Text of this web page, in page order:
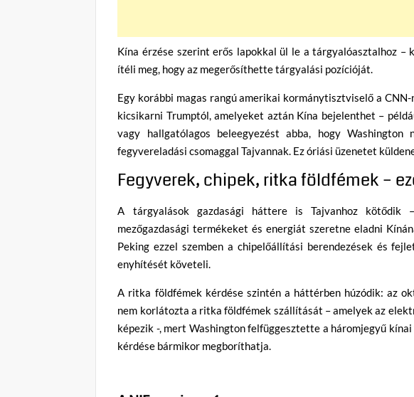
Kína érzése szerint erős lapokkal ül le a tárgyalóasztalhoz
ítéli meg, hogy az megerősíthette tárgyalási pozícióját.
Egy korábbi magas rangú amerikai kormánytisztviselő a
kicsikarni Trumptól, amelyeket aztán Kína bejelenthet –
vagy hallgatólagos beleegyezést abba, hogy
fegyvereladási csomaggal Tajvannak. Ez óriási üzenetet
Fegyverek, chipek, ritka földfémek –
A tárgyalások gazdasági háttere is Tajvanhoz kötődik
mezőgazdasági termékeket és energiát szeretne eladni
Peking ezzel szemben a chipelőállítási berendezések és
enyhítését követeli.
A ritka földfémek kérdése szintén a háttérben húzódik: az
nem korlátozta a ritka földfémek szállítását – amelyek az
képezik -, mert Washington felfüggesztette a háromjegyű
kérdése bármikor megboríthatja.